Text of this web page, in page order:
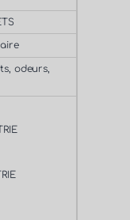
odeurs,